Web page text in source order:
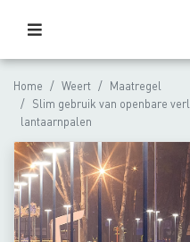
Home Weert
Maatregel
Slim gebruik van openbare
lantaarnpalen